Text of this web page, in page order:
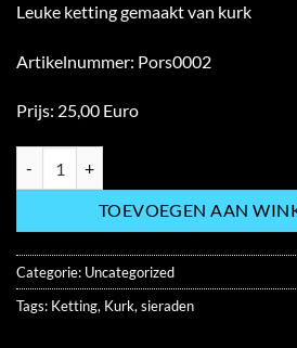
Leuke ketting gemaakt van kurk
Artikelnummer: Pors0002
Prijs: 25,00 Euro
TOEVOEGEN AAN
Categorie: Uncategorized
Tags: Ketting, Kurk, sieraden